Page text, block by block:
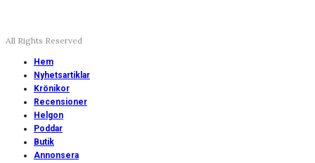
All Rights Reserved
Hem
Nyhetsartiklar
Krönikor
Recensioner
Helgon
Poddar
Butik
Annonsera